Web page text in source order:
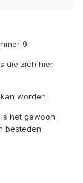
9.
die zich hier
worden.
het gewoon
besteden.